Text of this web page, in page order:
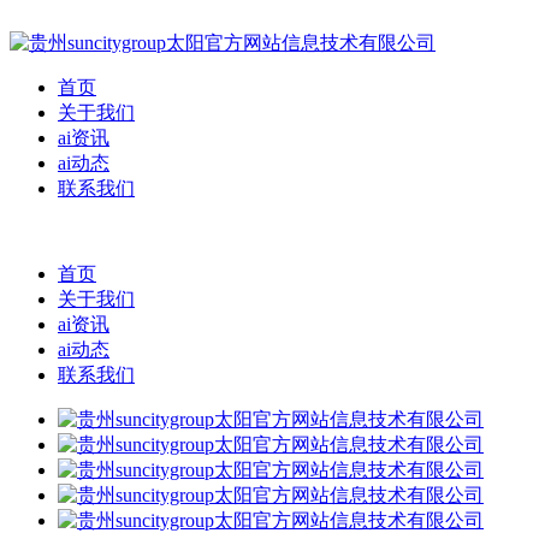
首页
关于我们
ai资讯
ai动态
联系我们
首页
关于我们
ai资讯
ai动态
联系我们